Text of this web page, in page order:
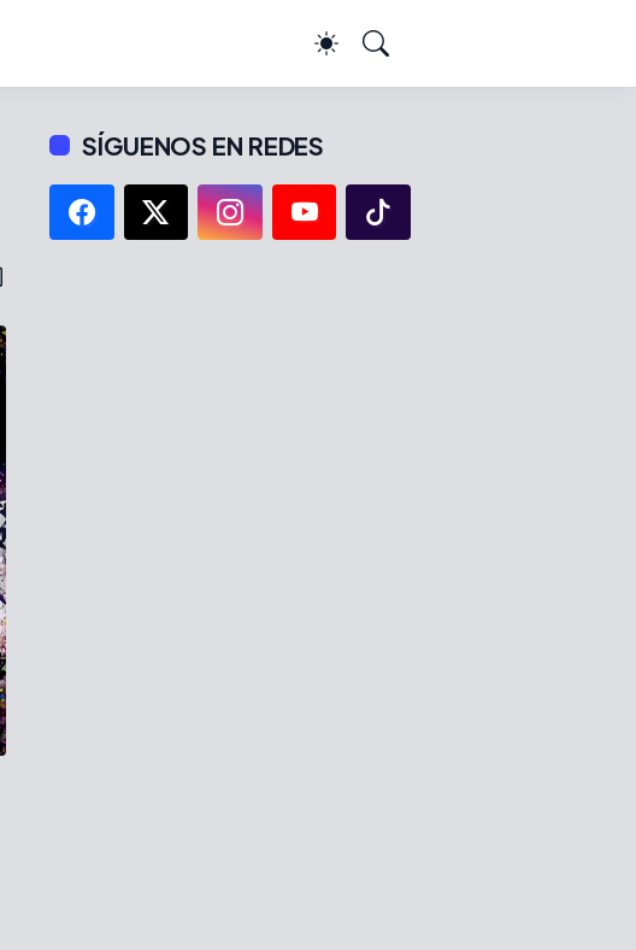
SÍGUENOS EN REDES